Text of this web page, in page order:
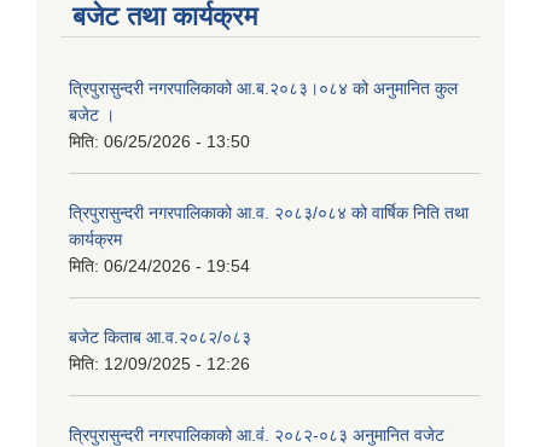
बजेट तथा कार्यक्रम
त्रिपुरासुन्दरी नगरपालिकाको आ.ब.२०८३।०८४ को अनुमानित कुल
बजेट ।
मिति: 06/25/2026 - 13:50
त्रिपुरासुन्दरी नगरपालिकाको आ.व. २०८३/०८४ को वार्षिक निति तथा
कार्यक्रम
मिति: 06/24/2026 - 19:54
बजेट किताब आ.व.२०८२/०८३
मिति: 12/09/2025 - 12:26
त्रिपुरासुन्दरी नगरपालिकाको आ.वं. २०८२-०८३ अनुमानित वजेट